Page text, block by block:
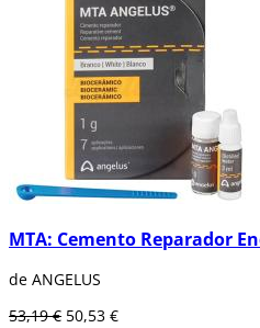
MTA: Cemento Reparador
de ANGELUS
53,19 € 50,53 €